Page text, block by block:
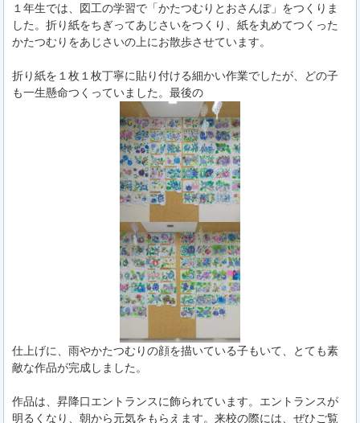
１年生では、図工の学習で「かたつむりとおさんぽ」をつくりま
した。折り紙をちぎってあじさいをつくり、紙を丸めてつくった
かたつむりをあじさいの上にお散歩させています。
折り紙を１枚１枚丁寧に貼り付ける細かい作業でしたが、どの子
も一生懸命つくっていました。最後の
仕上げに、雨やかたつむりの顔を描いている子もいて、とても素
敵な作品が完成しました。
作品は、昇降口エントランスに飾られています。エントランスが
明るくなり、朝から元気をもらえます。来校の際には、ぜひご覧